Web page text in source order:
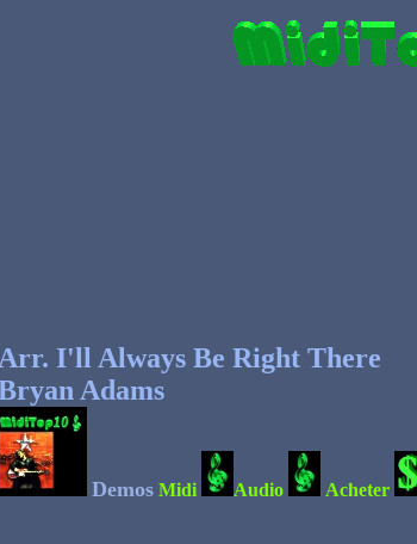
Arr. I'll Always Be Right There
Adams
Demos Midi Audio Acheter